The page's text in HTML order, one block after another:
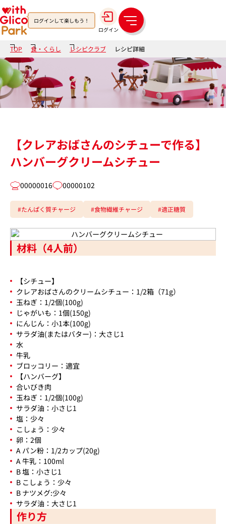
ログインして楽しもう！
ログイン
メ
ニ
ュ
ー
TOP 食・くらし レシピクラブ レシピ詳細
【クレアおばさんのシチューで作る】
ハンバーグクリームシチュー
00000016 00000102
#たんぱく質チャージ #食物繊維チャージ #適正糖質
材料（4人前）
【シチュー】
クレアおばさんのクリームシチュー：1/2箱（71g）
玉ねぎ：1/2個(100g)
じゃがいも：1個(150g)
にんじん：小1本(100g)
サラダ油(またはバター)：大さじ1
水
牛乳
ブロッコリー：適宜
【ハンバーグ】
合いびき肉
玉ねぎ：1/2個(100g)
サラダ油：小さじ1
塩：少々
こしょう：少々
卵：2個
A パン粉：1/2カップ(20g)
A 牛乳：100ml
B 塩：小さじ1
B こしょう：少々
B ナツメグ:少々
サラダ油：大さじ1
作り方